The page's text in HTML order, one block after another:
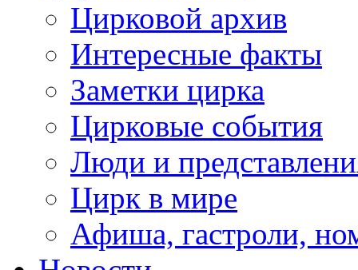
Цирковой архив
Интересные факты
Заметки цирка
Цирковые события
Люди и
Цирк в мире
Афиша, гастроли,